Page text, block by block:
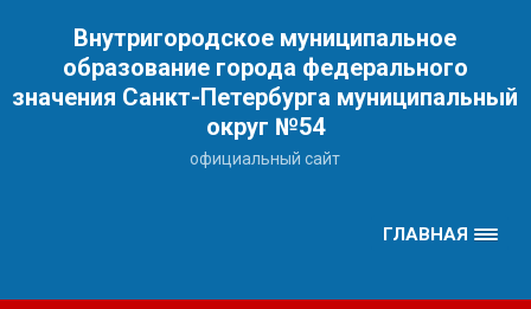
Внутригородское муниципальное
образование города федерального
значения Санкт-Петербурга муниципальный
округ №54
официальный сайт
ГЛАВНАЯ